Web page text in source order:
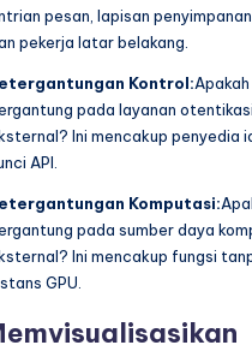
pesan, lapisan
pekerja latar belakang.
Kontrol:
pada layanan
Ini mencakup penyedia
API.
Komputasi:
pada sumber daya
Ini mencakup fungsi
GPU.